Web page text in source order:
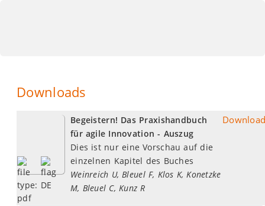
Downloads
Begeistern! Das Praxishandbuch
für agile Innovation - Auszug
Dies ist nur eine Vorschau auf die
einzelnen Kapitel des Buches
Weinreich U, Bleuel F, Klos K, Konetzke
M, Bleuel C, Kunz R